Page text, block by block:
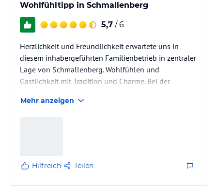
Wohlfühltipp in Schmallenberg
5,7 / 6
Herzlichkeit und Freundlichkeit erwartete uns in
diesem inhabergeführten Familienbetrieb in zentraler
Lage von Schmallenberg. Wohlfühlen und
Gastlichkeit mit Tradition und Charme. Bei der
HP wählen. Das Frühstück ist reichhaltig, der Tisch
Mehr anzeigen
Hilfreich Teilen